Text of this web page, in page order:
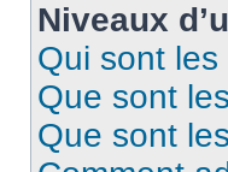
Niveaux
Qui sont
Que sont
Que sont